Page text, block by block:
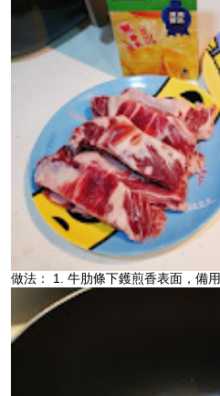
做法： 1. 牛肋條下鑊煎香表面，備用